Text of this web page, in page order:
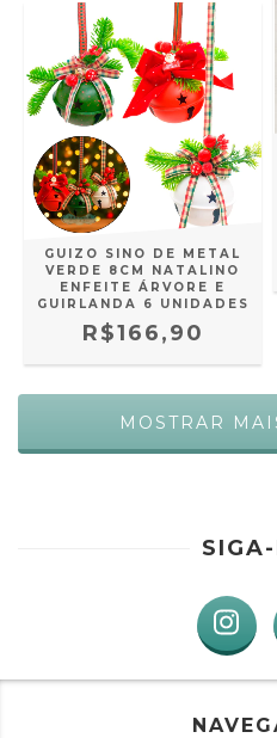
GUIZO SINO DE METAL
VERDE 8CM NATALINO
ENFEITE ÁRVORE E
GUIRLANDA 6 UNIDADES
R$166,90
MOSTRAR